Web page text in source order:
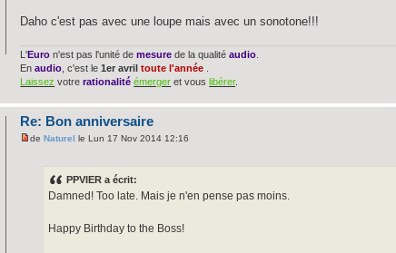
Daho c'est pas avec une loupe mais avec un sonotone!!!
L'Euro n'est pas l'unité demesure de la qualitéaudio
Enaudio , c'est le1er avril toute l'année
Laissez votrerationalité émerger et vouslibérer.
Re: Bon anniversaire
deNaturel le Lun 17 Nov 2014 12:16
PPVIER a écrit:
Damned! Too late. Mais je n'en pense pas moins.
Happy Birthday to the Boss!